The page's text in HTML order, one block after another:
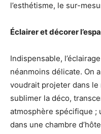
l’esthétisme, le sur-
Éclairer et décorer
Indispensable,
néanmoins délicate. On
voudrait projeter dans
sublimer la déco,
atmosphère spécifique ;
dans une chambre